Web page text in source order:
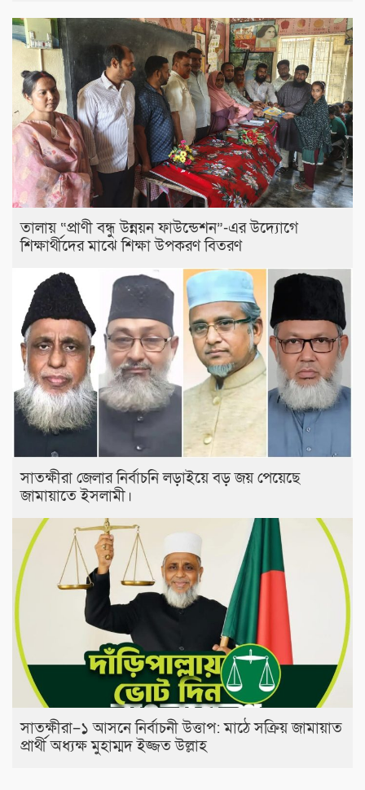
তালায় “প্রাণী বন্ধু উন্নয়ন ফাউন্ডেশন”-এর উদ্যোগে
শিক্ষার্থীদের মাঝে শিক্ষা উপকরণ বিতরণ
সাতক্ষীরা জেলার নির্বাচনি লড়াইয়ে বড় জয় পেয়েছে
জামায়াতে ইসলামী।
সাতক্ষীরা–১ আসনে নির্বাচনী উত্তাপ: মাঠে সক্রিয় জামায়াত
প্রার্থী অধ্যক্ষ মুহাম্মদ ইজ্জত উল্লাহ